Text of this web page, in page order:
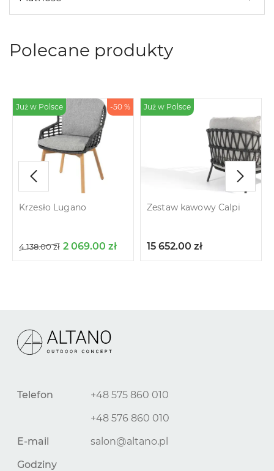
Polecane produkty
Już w Polsce -50 %
Krzesło Lugano
4 138.00zł 2 069.00 zł
Już w Polsce
Zestaw kawowy Calpi
15 652.00 zł
Telefon
+48 575 860 010
+48 576 860 010
E-mail
salon@altano.pl
Godziny